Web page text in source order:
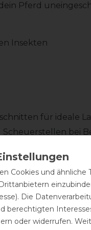
Pferd
Insekten
für ideale
bei
Klett zu schließen
Cookies und ähnliche
Die
berechtigten
oder widerrufen.